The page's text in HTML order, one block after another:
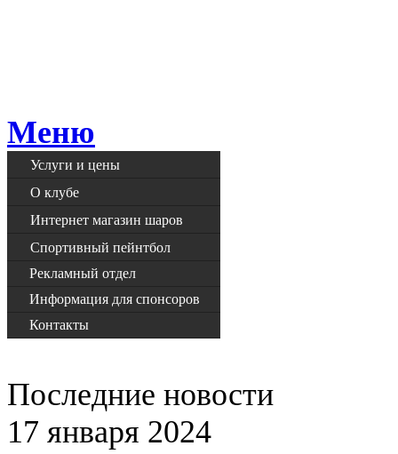
Меню
Услуги и цены
О клубе
Интернет магазин шаров
Спортивный пейнтбол
Рекламный отдел
Информация для спонсоров
Контакты
Последние новости
17 января 2024